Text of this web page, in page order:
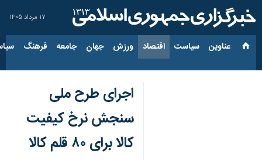
۱۷ مرداد ۱۴۰۵
عناوین‌ سیاست اقتصاد ورزش جهان جامعه فرهنگ
اجرای طرح ملی
سنجش نرخ کیفیت
کالا برای ۸۰ قلم کالا